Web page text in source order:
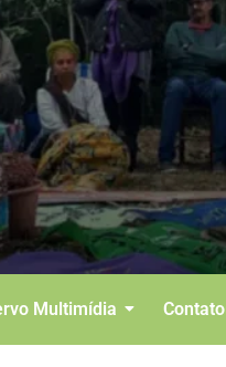
Multimídia Contato